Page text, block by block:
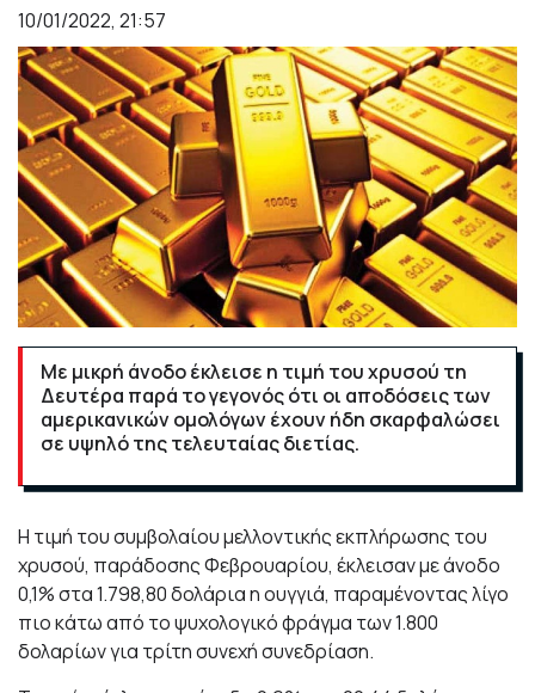
10/01/2022, 21:57
Με μικρή άνοδο έκλεισε η τιμή του χρυσού τη
Δευτέρα παρά το γεγονός ότι οι αποδόσεις των
αμερικανικών ομολόγων έχουν ήδη σκαρφαλώσει
σε υψηλό της τελευταίας διετίας.
Η τιμή του συμβολαίου μελλοντικής εκπλήρωσης του
χρυσού, παράδοσης Φεβρουαρίου, έκλεισαν με άνοδο
0,1% στα 1.798,80 δολάρια η ουγγιά, παραμένοντας λίγο
πιο κάτω από το ψυχολογικό φράγμα των 1.800
δολαρίων για τρίτη συνεχή συνεδρίαση.